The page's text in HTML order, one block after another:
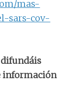
mas-
sars-cov-
difundáis
información